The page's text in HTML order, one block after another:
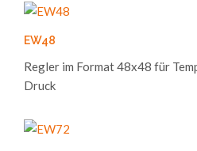
EW48
Regler im Format 48x48 für
Druck